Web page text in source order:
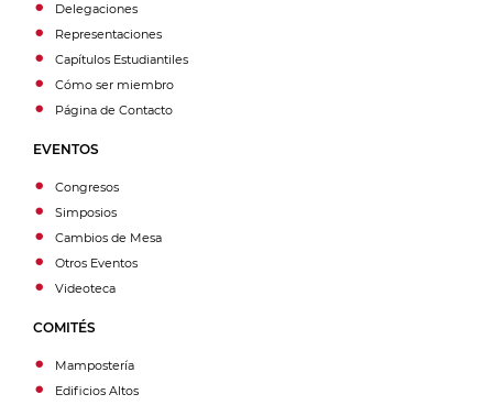
Delegaciones
Representaciones
Capítulos Estudiantiles
Cómo ser miembro
Página de Contacto
EVENTOS
Congresos
Simposios
Cambios de Mesa
Otros Eventos
Videoteca
COMITÉS
Mampostería
Edificios Altos